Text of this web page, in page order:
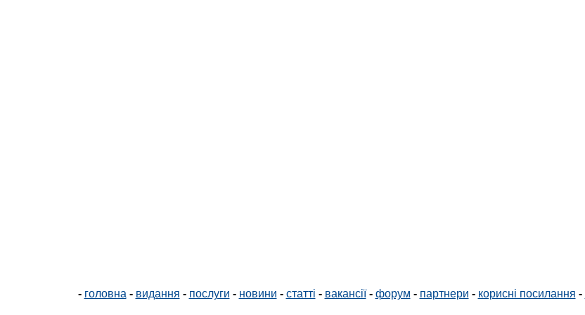
- головна - видання - послуги - новини - статті - вакансії- форум - партнери - корисні посилання -